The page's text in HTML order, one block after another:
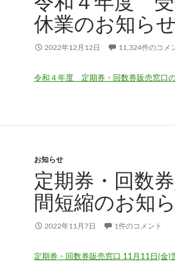
休業のお知らせ
2022年12月12日 11,324件のコメ
令和４年度 定期券・回数券販売窓口
お知らせ
定期券・回数
間短縮のお知
2022年11月7日 1件のコメント
定期券・回数券販売窓口 11月11日(金)